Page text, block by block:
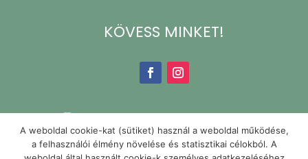
KÖVESS MINKET!
A weboldal cookie-kat (sütiket) használ a weboldal működése,
a felhasználói élmény növelése és statisztikai célokból. A